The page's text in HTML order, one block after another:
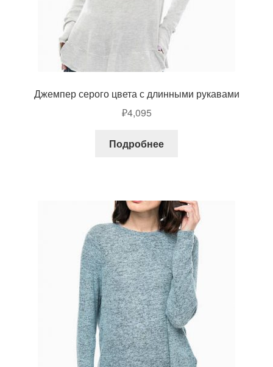
Джемпер серого цвета с длинными рукавами
₽4,095
Подробнее